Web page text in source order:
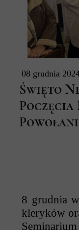
08 grudnia
Święto
Poczęcia
8 grudnia
kleryków